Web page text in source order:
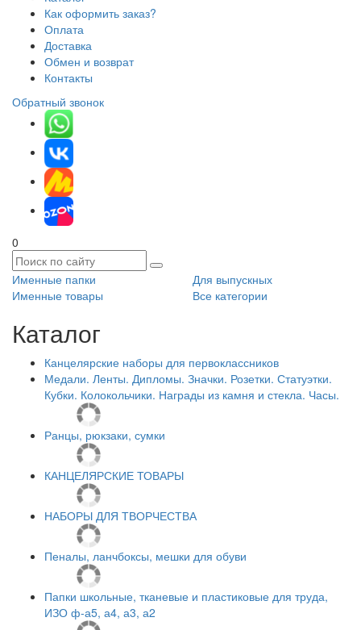
Как оформить заказ?
Оплата
Доставка
Обмен и возврат
Контакты
Обратный звонок
0
Именные папки
Для выпускных
Именные товары
Все категории
Каталог
Канцелярские наборы для первоклассников
Медали. Ленты. Дипломы. Значки. Розетки. Статуэтки.
Кубки. Колокольчики. Награды из камня и стекла. Часы.
Ранцы, рюкзаки, сумки
КАНЦЕЛЯРСКИЕ ТОВАРЫ
НАБОРЫ ДЛЯ ТВОРЧЕСТВА
Пеналы, ланчбоксы, мешки для обуви
Папки школьные, тканевые и пластиковые для труда,
ИЗО ф-а5, а4, а3, а2